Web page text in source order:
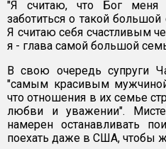
"Я считаю, что Бог меня
заботиться о такой
Я считаю себя счастливым
я - глава самой большой
В свою очередь супруги
"самым красивым
что отношения в их семье
любви и уважении".
намерен останавливать
поехать даже в США, чтобы